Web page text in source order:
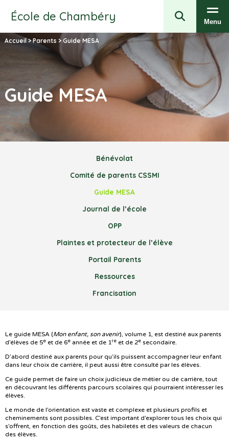
École de Chambéry Menu
Accueil>Parents > Guide MESA
Guide MESA
Bénévolat
Comité de parents CSSMI
Guide MESA
Journal de l’école
OPP
Plaintes et protecteur de l’élève
Portail Parents
Ressources
Francisation
Le guide MESA (Mon enfant, son avenir), volume 1, est destiné aux parents
d’élèves de 5e et de 6e année et de 1re et de 2e secondaire.
D’abord destiné aux parents pour qu’ils puissent accompagner leur enfant
dans leur choix de carrière, il peut aussi être consulté par les élèves.
Ce guide permet de faire un choix judicieux de métier ou de carrière, tout
en découvrant les différents parcours scolaires qui pourraient intéresser les
élèves.
Le monde de l’orientation est vaste et complexe et plusieurs profils et
cheminements sont possibles. C’est important d’explorer tous les choix qui
s’offrent, en fonction des goûts, des habiletés et des valeurs de chacun
des élèves.